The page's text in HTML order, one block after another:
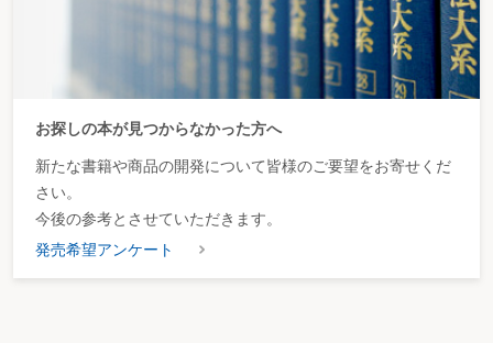
お探しの本が見つからなかった方へ
新たな書籍や商品の開発について皆様のご要望をお寄せくだ
さい。
今後の参考とさせていただきます。
発売希望アンケート